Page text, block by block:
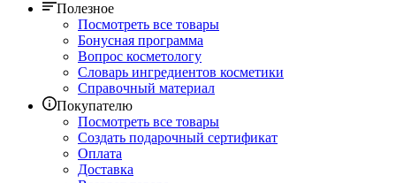
Полезное
Посмотреть все товары
Бонусная программа
Вопрос косметологу
Словарь ингредиентов косметики
Справочный материал
Покупателю
Посмотреть все товары
Создать подарочный сертификат
Оплата
Доставка